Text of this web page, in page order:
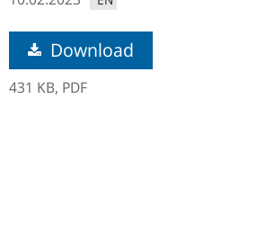
Download
431 KB, PDF